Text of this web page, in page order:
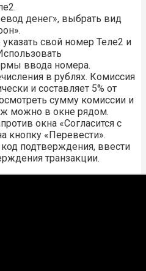
денег», выбрать вид
свой номер Теле2 и
ввода номера.
в рублях. Комиссия
и составляет 5% от
сумму комиссии и
можно в окне рядом.
окна «Согласится с
кнопку «Перевести».
подтверждения, ввести
транзакции.